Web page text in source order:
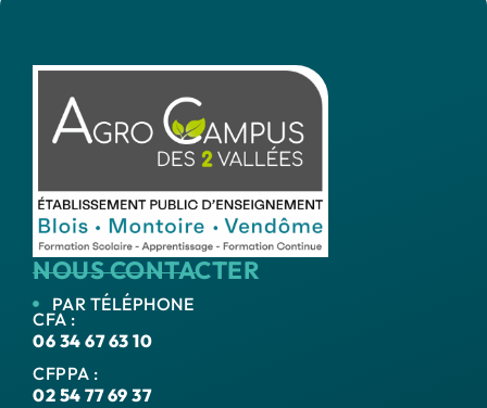
NOUS CONTACTER
PAR TÉLÉPHONE
CFA :
06 34 67 63 10
CFPPA :
02 54 77 69 37